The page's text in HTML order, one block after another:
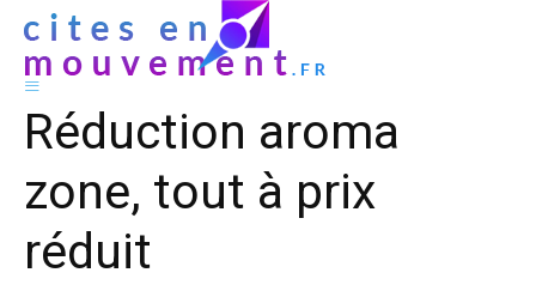
Réduction aroma
zone, tout à prix
réduit